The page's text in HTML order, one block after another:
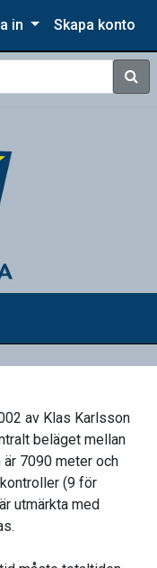
in Skapa konto
Sök
av Klas Karlsson
beläget mellan
är 7090 meter och
(9 för
utmärkta med